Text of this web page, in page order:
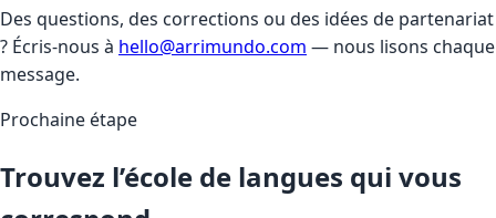
Des questions, des corrections ou des idées de partenariat
? Écris-nous à hello@arrimundo.com — nous lisons chaque
message.
Prochaine étape
Trouvez l’école de langues qui vous